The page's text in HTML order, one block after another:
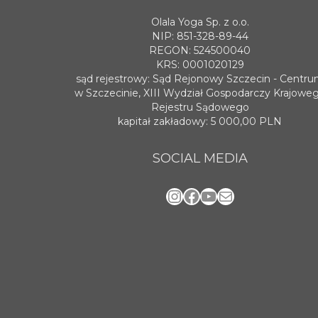
Olala Yoga Sp. z o.o.
NIP: 851-328-89-44
REGON: 524500040
KRS: 0001020129
sąd rejestrowy: Sąd Rejonowy Szczecin -
w Szczecinie, XIII Wydział Gospodarczy
Rejestru Sądowego
kapitał zakładowy: 5 000,00 PLN
SOCIAL MEDIA
Instagram
Facebook
YouTube
Mail